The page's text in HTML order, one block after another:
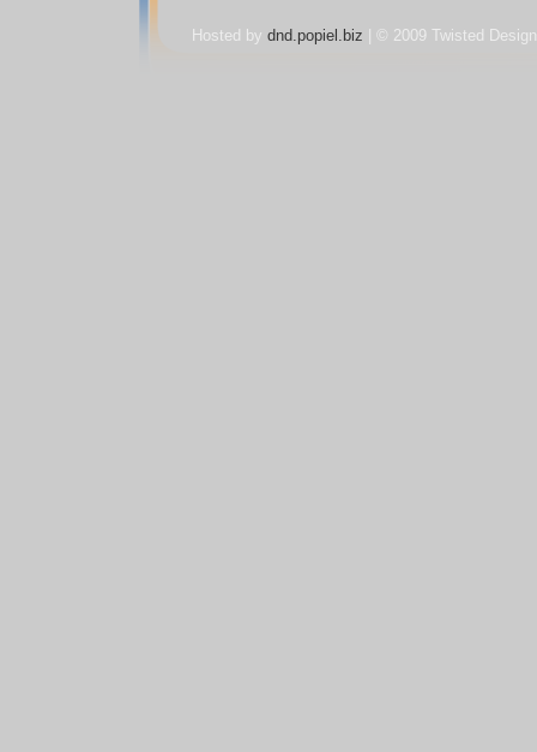
Hosted by dnd.popiel.biz | © 2009 Twisted